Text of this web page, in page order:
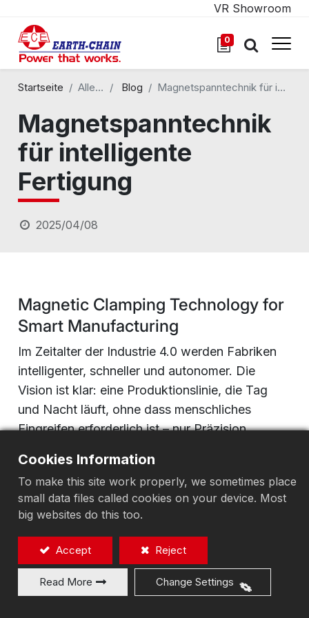
0
VR Showroom
Startseite Alle Blogs Blog Magnetspanntechnik für intelligente Fertigung
Magnetspanntechnik
für intelligente
Fertigung
2025/04/08
Magnetic Clamping Technology for
Smart Manufacturing
Im Zeitalter der Industrie 4.0 werden Fabriken
intelligenter, schneller und autonomer. Die
Vision ist klar: eine Produktionslinie, die Tag
und Nacht läuft, ohne dass menschliches
Eingreifen erforderlich ist – nur Präzision,
Aber hier ist die Frage, mit der die meisten
Hersteller konfrontiert sind:
Wie stellen Sie sicher, dass Ihre Maschinen
Werkstücke automatisch spannen und
entspannen können, ohne dass menschliche
Hände beteiligt sind?
Cookies Information
To make this site work properly, we sometimes place
small data files called cookies on your device. Most
big websites do this too.
Accept Reject
Read More Change Settings